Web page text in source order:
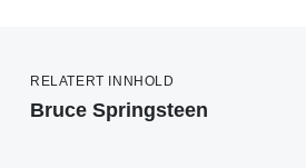
RELATERT INNHOLD
Bruce Springsteen